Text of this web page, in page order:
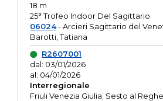
18 m
25° Trofeo Indoor Del Sagittario
06024- Arcieri Sagittario del
Barotti, Tatiana
R2607001
dal: 03/01/2026
al: 04/01/2026
Interregionale
Friuli Venezia Giulia: Sesto al